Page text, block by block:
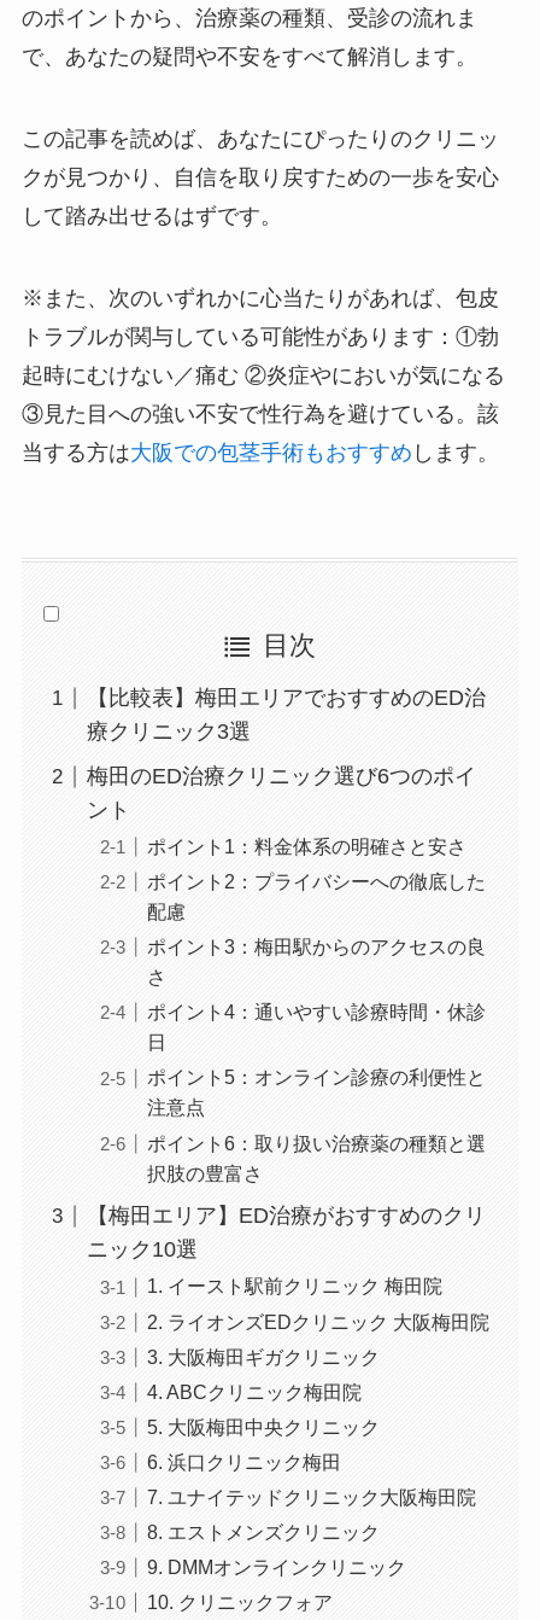
のポイントから、治療薬の種類、受診の流れま
で、あなたの疑問や不安をすべて解消します。
この記事を読めば、あなたにぴったりのクリニッ
クが見つかり、自信を取り戻すための一歩を安心
して踏み出せるはずです。
※また、次のいずれかに心当たりがあれば、包皮
トラブルが関与している可能性があります：①勃
起時にむけない／痛む ②炎症やにおいが気になる
③見た目への強い不安で性行為を避けている。該
当する方は大阪での包茎手術もおすすめ します。
目次
【比較表】梅田エリアでおすすめのED治
療クリニック3選
梅田のED治療クリニック選び6つのポイ
ント
ポイント1：料金体系の明確さと安さ
ポイント2：プライバシーへの徹底した
配慮
ポイント3：梅田駅からのアクセスの良
さ
ポイント4：通いやすい診療時間・休診
日
ポイント5：オンライン診療の利便性と
注意点
ポイント6：取り扱い治療薬の種類と選
択肢の豊富さ
【梅田エリア】ED治療がおすすめのクリ
ニック10選
1. イースト駅前クリニック 梅田院
2. ライオンズEDクリニック 大阪梅田院
3. 大阪梅田ギガクリニック
4. ABCクリニック梅田院
5. 大阪梅田中央クリニック
6. 浜口クリニック梅田
7. ユナイテッドクリニック大阪梅田院
8. エストメンズクリニック
9. DMMオンラインクリニック
10. クリニックフォア